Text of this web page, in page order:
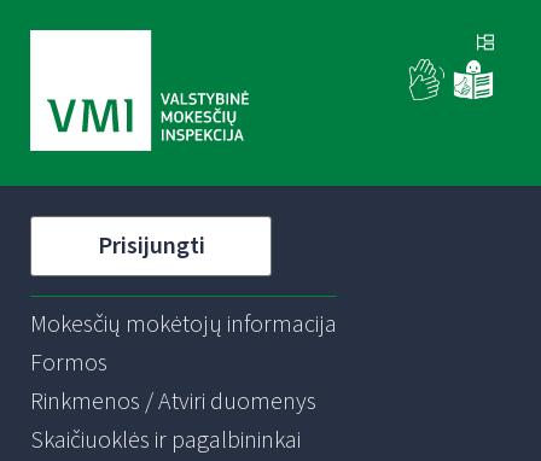
Prisijungti
Mokesčių mokėtojų informacija
Formos
Rinkmenos / Atviri duomenys
Skaičiuoklės ir pagalbininkai